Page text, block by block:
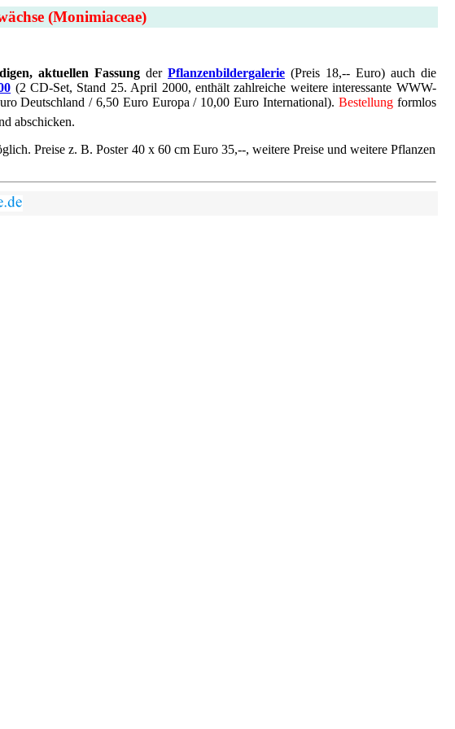
(Monimiaceae)
aktuellen Fassung der Pflanzenbildergalerie(Preis 18,-- Euro) auch die
(2 CD-Set, Stand 25. April 2000, enthält zahlreiche weitere interessante WWW-
Deutschland / 6,50 Euro Europa / 10,00 Euro International). Bestellungformlos
abschicken.
Preise z. B. Poster 40 x 60 cm Euro 35,--, weitere Preise und weitere Pflanzen